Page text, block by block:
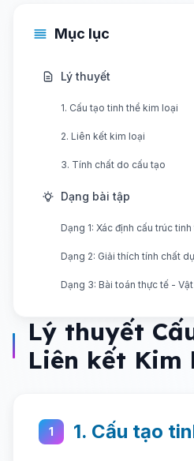
Mục lục
Lý thuyết
1. Cấu tạo tinh thể kim loại
2. Liên kết kim loại
3. Tính chất do cấu tạo
Dạng bài tập
Dạng 1: Xác định cấu trúc tinh
Dạng 2: Giải thích tính chất
Dạng 3: Bài toán thực tế -
Lý thuyết
Liên kết Kim
1 1. Cấu tạo